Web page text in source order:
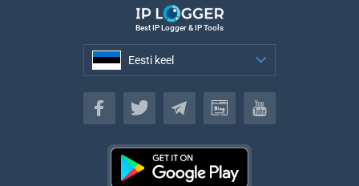
Best IP Logger & IP Tools
Eesti keel
Eesti keel